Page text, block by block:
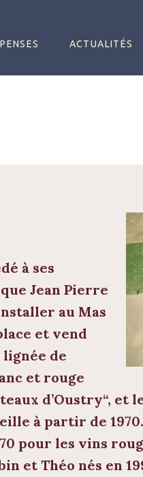
ACTUALITÉS
à ses
Jean Pierre
au Mas
et vend
lignée de
et rouge
d’Oustry“, et
à partir de 1970.
pour les vins
et Théo nés en